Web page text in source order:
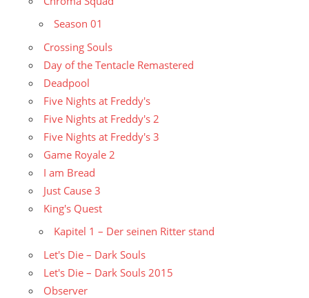
Season 01
Crossing Souls
Day of the Tentacle Remastered
Deadpool
Five Nights at Freddy's
Five Nights at Freddy's 2
Five Nights at Freddy's 3
Game Royale 2
I am Bread
Just Cause 3
King's Quest
Kapitel 1 – Der seinen Ritter stand
Let's Die – Dark Souls
Let's Die – Dark Souls 2015
Observer